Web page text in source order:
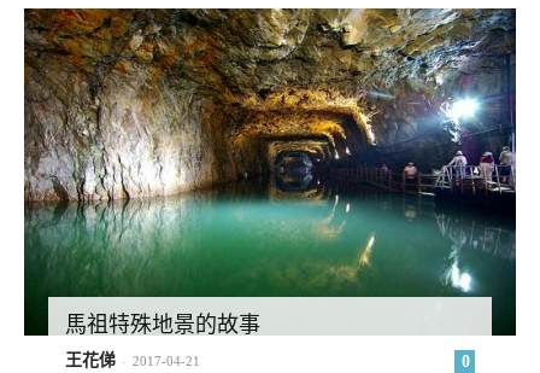
馬祖特殊地景的故事
王花俤 - 2017-04-21 0